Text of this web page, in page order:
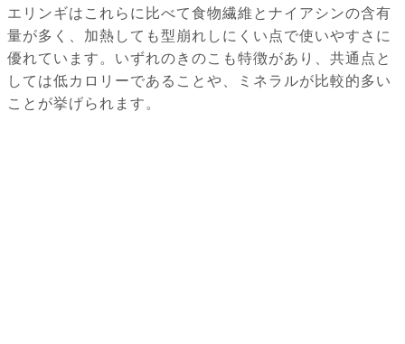
エリンギはこれらに比べて食物繊維とナイアシンの含有
量が多く、加熱しても型崩れしにくい点で使いやすさに
優れています。いずれのきのこも特徴があり、共通点と
しては低カロリーであることや、ミネラルが比較的多い
ことが挙げられます。